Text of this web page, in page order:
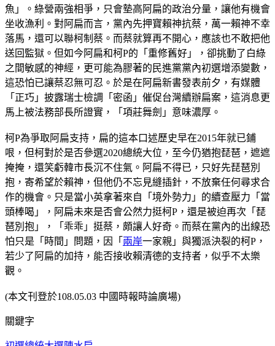
魚」。綠營兩強相爭，只會墊高阿扁的政治分量，讓他有機會
坐收漁利。對阿扁而言，黨內先押寶賴神抗蔡，萬一賴神不幸
落馬，還可以聯柯制蔡。而蔡就算再不開心，應該也不敢把他
送回監獄。但如今阿扁和柯P的「重修舊好」，卻挑動了白綠
之間敏感的神經，更可能為膠著的民進黨黨內初選增添變數，
這恐怕已讓蔡忍無可忍。於是在阿扁新書發表前夕，有媒體
「正巧」披露瑞士檢調「密函」催促台灣續辦扁案，這消息更
馬上被法務部長所證實，「項莊舞劍」意味濃厚。
柯P為爭取阿扁支持，扁的這本口述歷史早在2015年就已鋪
哏，但柯對於是否參選2020總統大位，至今仍猶抱琵琶，遮遮
掩掩，還笑虧韓市長沉不住氣。阿扁不得已，只好先琵琶別
抱，寄希望於賴神，但他仍不忘見縫插針，不放棄任何尋求合
作的機會。只是當小英拿著來自「境外勢力」的續查壓力「當
頭棒喝」，阿扁未來是否會公然力挺柯P，還是被迫再次「琵
琶別抱」，「乖乖」挺蔡，頗讓人好奇。而蔡在黨內的出線恐
怕只是「時間」問題，因「 兩岸一家親」與獨派決裂的柯P，
若少了阿扁的加持，能否接收賴清德的支持者，似乎不太樂
觀。
(本文刊登於108.05.03 中國時報時論廣場)
關鍵字